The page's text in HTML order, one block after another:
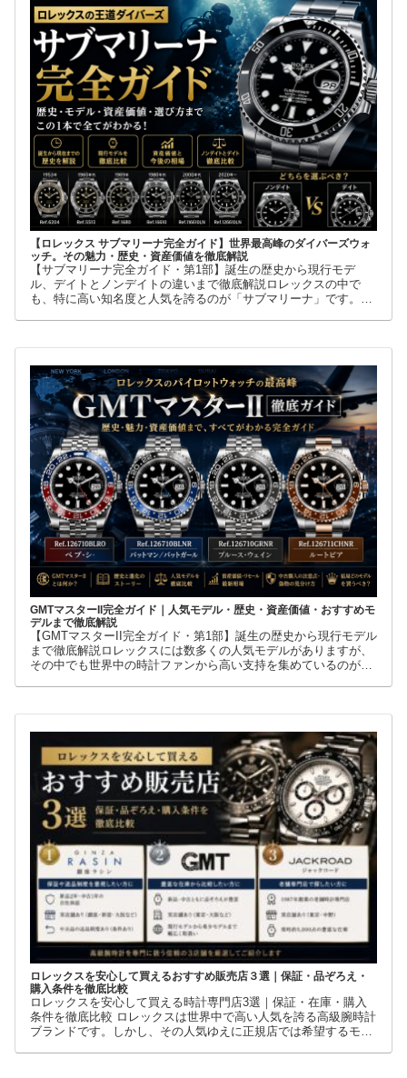
【ロレックス サブマリーナ完全ガイド】世界最高峰のダイバーズウォ
ッチ。その魅力・歴史・資産価値を徹底解説
【サブマリーナ完全ガイド・第1部】誕生の歴史から現行モデ
ル、デイトとノンデイトの違いまで徹底解説ロレックスの中で
も、特に高い知名度と人気を誇るのが「サブマリーナ」です。高
GMTマスターII完全ガイド｜人気モデル・歴史・資産価値・おすすめモ
デルまで徹底解説
【GMTマスターII完全ガイド・第1部】誕生の歴史から現行モデル
まで徹底解説ロレックスには数多くの人気モデルがありますが、
その中でも世界中の時計ファンから高い支持を集めているのが
ロレックスを安心して買えるおすすめ販売店３選｜保証・品ぞろえ・
購入条件を徹底比較
ロレックスを安心して買える時計専門店3選｜保証・在庫・購入
条件を徹底比較 ロレックスは世界中で高い人気を誇る高級腕時計
ブランドです。しかし、その人気ゆえに正規店では希望するモデ